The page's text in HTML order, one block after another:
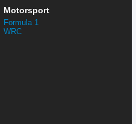
Motorsport
Formula 1
WRC